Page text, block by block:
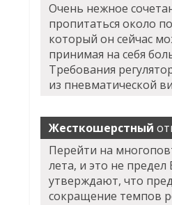
Очень нежное
пропитаться около
который он сейчас
принимая на себя
Требования
из пневматической
Жесткошерстный
Перейти на
лета, и это не
утверждают, что
сокращение темпов